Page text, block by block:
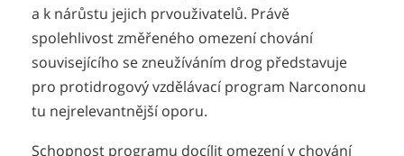
a k nárůstu jejich prvouživatelů. Právě
spolehlivost změřeného omezení chování
souvisejícího se zneužíváním drog představuje
pro protidrogový vzdělávací program Narcononu
tu nejrelevantnější oporu.
Schopnost programu docílit omezení v chování